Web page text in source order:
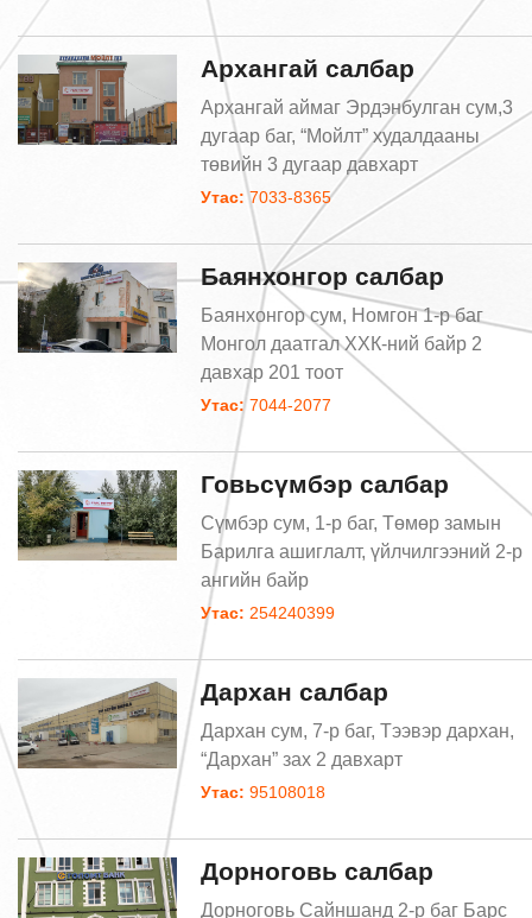
Архангай салбар
Архангай аймаг Эрдэнбулган сум,3
дугаар баг, “Мойлт” худалдааны
төвийн 3 дугаар давхарт
Утас:7033-8365
Баянхонгор салбар
Баянхонгор сум, Номгон 1-р баг
Монгол даатгал ХХК-ний байр 2
давхар 201 тоoт
Утас:7044-2077
Говьсүмбэр салбар
Сүмбэр сум, 1-р баг, Төмөр замын
Барилга ашиглалт, үйлчилгээний 2-р
ангийн байр
Утас: 254240399
Дархан салбар
Дархан сум, 7-р баг, Тээвэр дархан,
“Дархан” зах 2 давхарт
Утас: 95108018
Дорноговь салбар
Дорноговь Сайншанд 2-р баг Барс